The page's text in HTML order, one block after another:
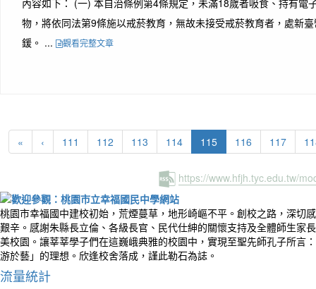
物，將依同法第9條施以戒菸教育，無故未接受戒菸教育者，處新
鍰。 ...
觀看完整文章
« ‹ 111 112 113 114 115(current)
116 117
https://www.hfjh.tyc.edu.tw/
桃園市幸福國中建校初始，荒煙蔓草，地形崎嶇不平。創校之路，深切
艱辛。感謝朱縣長立倫、各級長官、民代仕紳的關懷支持及全體師生家
美校園。讓莘莘學子們在這巍峨典雅的校園中，實現至聖先師孔子所言
游於藝」的理想。欣逢校舍落成，謹此勒石為誌。
流量統計